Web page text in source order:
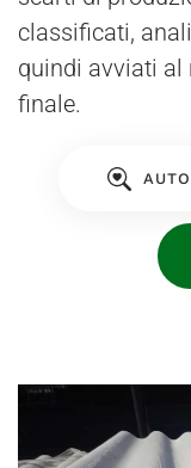
classificati,
quindi avviati
finale.